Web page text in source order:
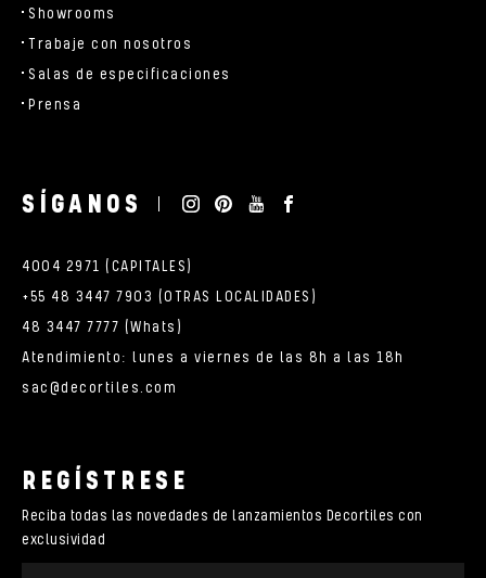
Showrooms
Trabaje con nosotros
Salas de especificaciones
Prensa
SÍGANOS
4004 2971 (CAPITALES)
+55 48 3447 7903 (OTRAS LOCALIDADES)
48 3447 7777 (Whats)
Atendimiento: lunes a viernes de las 8h a las 18h
sac@decortiles.com
REGÍSTRESE
Reciba todas las novedades de lanzamientos Decortiles con
exclusividad